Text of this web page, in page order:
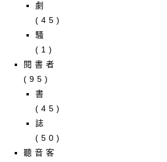
劇
(45)
騷
(1)
閱書者
(95)
書
(45)
誌
(50)
聽音客